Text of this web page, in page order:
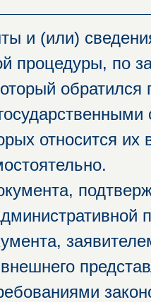
и (или)
процедуры, по
относится